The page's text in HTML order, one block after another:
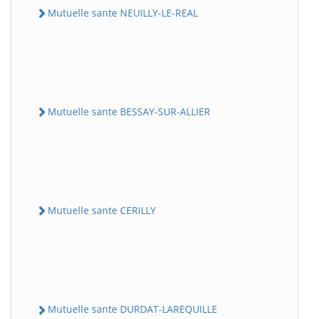
Mutuelle sante NEUILLY-LE-REAL
Mutuelle sante BESSAY-SUR-ALLIER
Mutuelle sante CERILLY
Mutuelle sante DURDAT-LAREQUILLE